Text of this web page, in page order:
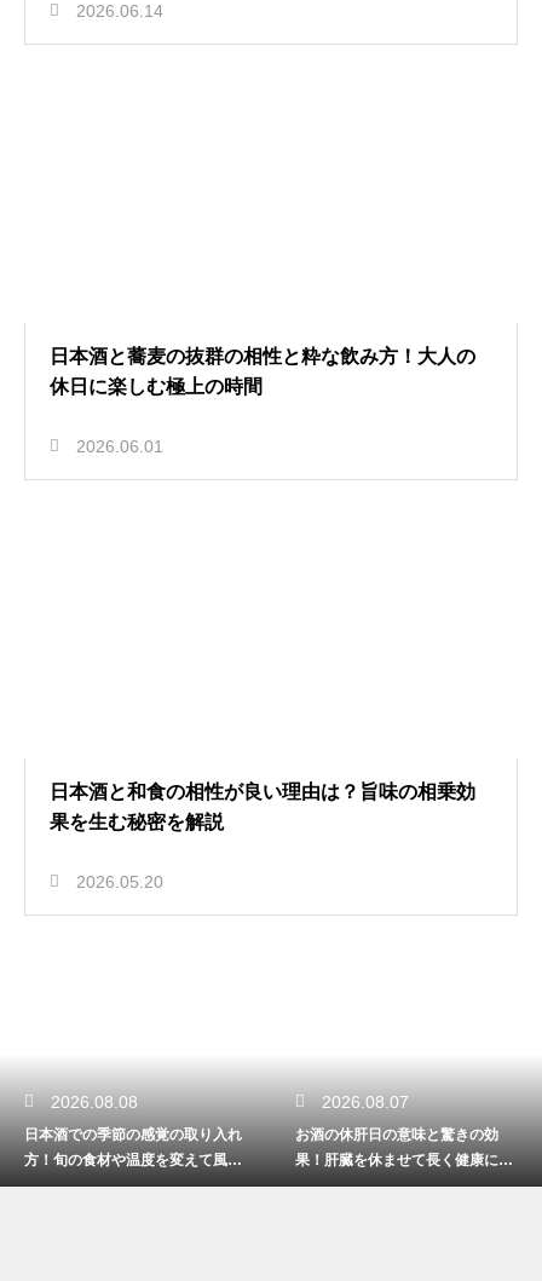
2026.06.14
日本酒と蕎麦の抜群の相性と粋な飲み方！大人の
休日に楽しむ極上の時間
2026.06.01
日本酒と和食の相性が良い理由は？旨味の相乗効
果を生む秘密を解説
2026.05.20
2026.08.08
日本酒での季節の感覚の取り入れ
方！旬の食材や温度を変えて風情
を楽しむ
2026.08.07
お酒の休肝日の意味と驚きの効
果！肝臓を休ませて長く健康に楽
しむ